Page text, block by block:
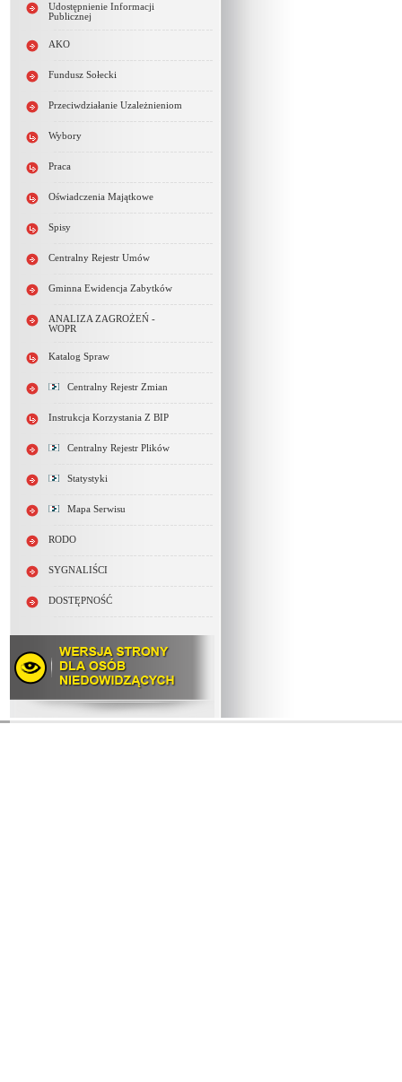
Udostępnienie Informacji
Publicznej
AKO
Fundusz Sołecki
Przeciwdziałanie Uzależnieniom
Wybory
Praca
Oświadczenia Majątkowe
Spisy
Centralny Rejestr Umów
Gminna Ewidencja Zabytków
ANALIZA ZAGROŻEŃ -
WOPR
Katalog Spraw
Centralny Rejestr Zmian
Instrukcja Korzystania Z BIP
Centralny Rejestr Plików
Statystyki
Mapa Serwisu
RODO
SYGNALIŚCI
DOSTĘPNOŚĆ